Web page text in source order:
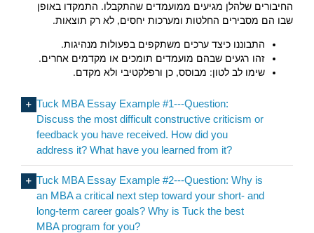
החיבורים שלהלן מגיעים ממועמדים שהתקבלו. התמקדו באופן
שבו הם מסבירים החלטות ומערכות יחסים, לא רק תוצאות.
התבוננו כיצד ערכים משתקפים בפעולות מנהיגות.
זהו רגעים שבהם מועמדים תומכים או מקדמים אחרים.
שימו לב לטון: מבוסס, כן ורפלקטיבי ולא מקדם.
Tuck MBA Essay Example #1---Question:
Discuss the most difficult constructive criticism or
feedback you have received. How did you
address it? What have you learned from it?
Tuck MBA Essay Example #2---Question: Why is
an MBA a critical next step toward your short- and
long-term career goals? Why is Tuck the best
MBA program for you?